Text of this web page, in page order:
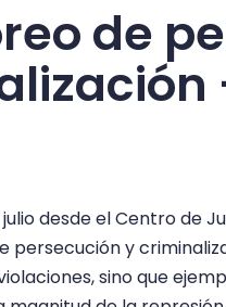
de
desde el Centro de
persecución y
sino que